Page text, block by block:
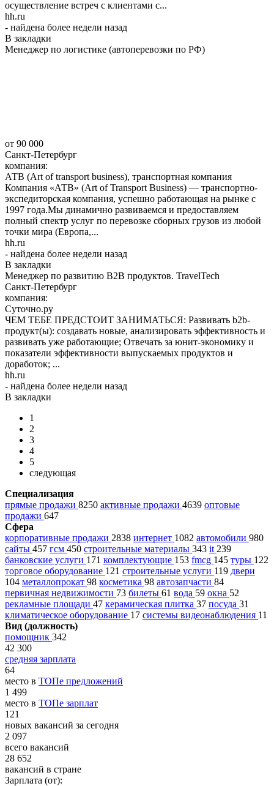
осуществление встреч с клиентами с...
hh.ru
- найдена более недели назад
В закладки
Менеджер по логистике (автоперевозки по РФ)
от 90 000
Санкт-Петербург
компания:
АТВ (Art of transport business), транспортная компания
Компания «АТВ» (Art of Transport Business) — транспортно-
экспедиторская компания, успешно работающая на рынке с
1997 года.Мы динамично развиваемся и предоставляем
полный спектр услуг по перевозке сборных грузов из любой
точки мира (Европа,...
hh.ru
- найдена более недели назад
В закладки
Менеджер по развитию B2B продуктов. TravelTech
Санкт-Петербург
компания:
Суточно.ру
ЧЕМ ТЕБЕ ПРЕДСТОИТ ЗАНИМАТЬСЯ: Развивать b2b-
продукт(ы): создавать новые, анализировать эффективность и
развивать уже работающие; Отвечать за юнит-экономику и
показатели эффективности выпускаемых продуктов и
доработок; ...
hh.ru
- найдена более недели назад
В закладки
1
2
3
4
5
следующая
Специализация
прямые продажи 8250 активные продажи 4639 оптовые
продажи 647
Сфера
корпоративные продажи 2838 интернет 1082 автомобили 980
сайты 457 гсм 450 строительные материалы 343 it 239
банковские услуги 171 комплектующие 153 fmcg 145 туры 122
торговое оборудование 121 строительные услуги 119 двери
104 металлопрокат 98 косметика 98 автозапчасти 84
первичная недвижимости 73 билеты 61 вода 59 окна 52
рекламные площади 47 керамическая плитка 37 посуда 31
климатическое оборудование 17 системы видеонаблюдения 11
Вид (должность)
помощник 342
42 300
средняя зарплата
64
место в ТОПе предложений
1 499
место в ТОПе зарплат
121
новых вакансий за сегодня
2 097
всего вакансий
28 652
вакансий в стране
Зарплата (от):